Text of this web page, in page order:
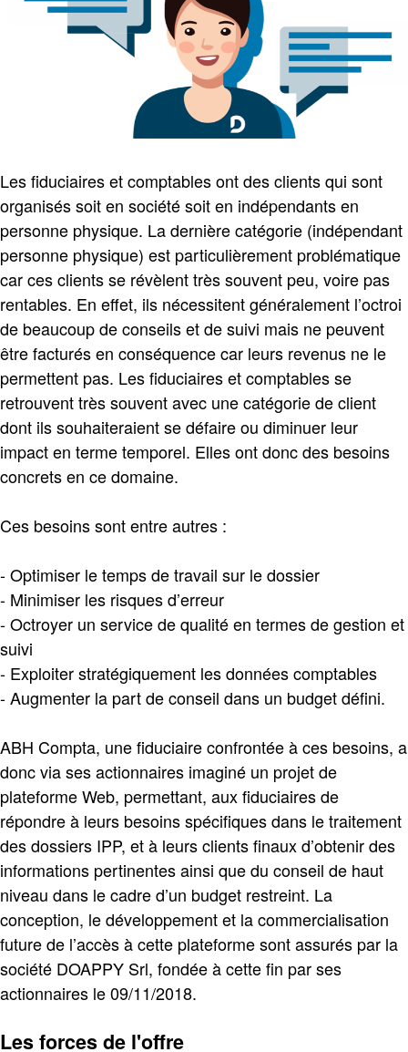
Les fiduciaires et comptables ont des clients qui sont
organisés soit en société soit en indépendants en
personne physique. La dernière catégorie (indépendant
personne physique) est particulièrement problématique
car ces clients se révèlent très souvent peu, voire pas
rentables. En effet, ils nécessitent généralement l’octroi
de beaucoup de conseils et de suivi mais ne peuvent
être facturés en conséquence car leurs revenus ne le
permettent pas. Les fiduciaires et comptables se
retrouvent très souvent avec une catégorie de client
dont ils souhaiteraient se défaire ou diminuer leur
impact en terme temporel. Elles ont donc des besoins
concrets en ce domaine.
Ces besoins sont entre autres :
- Optimiser le temps de travail sur le dossier
- Minimiser les risques d’erreur
- Octroyer un service de qualité en termes de gestion et
suivi
- Exploiter stratégiquement les données comptables
- Augmenter la part de conseil dans un budget défini.
ABH Compta, une fiduciaire confrontée à ces besoins, a
donc via ses actionnaires imaginé un projet de
plateforme Web, permettant, aux fiduciaires de
répondre à leurs besoins spécifiques dans le traitement
des dossiers IPP, et à leurs clients finaux d’obtenir des
informations pertinentes ainsi que du conseil de haut
niveau dans le cadre d’un budget restreint. La
conception, le développement et la commercialisation
future de l’accès à cette plateforme sont assurés par la
société DOAPPY Srl, fondée à cette fin par ses
actionnaires le 09/11/2018.
Les forces de l'offre